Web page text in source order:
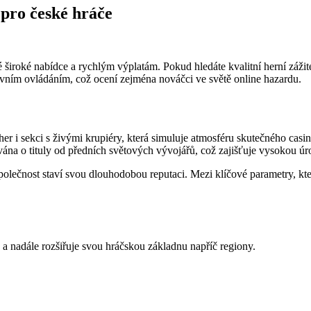
české hráče
nabídce a rychlým výplatám. Pokud hledáte kvalitní herní
ovládáním, což ocení zejména nováčci ve světě online hazardu.
i sekci s živými krupiéry, která simuluje atmosféru skutečného
o tituly od předních světových vývojářů, což zajišťuje vysokou
staví svou dlouhodobou reputaci. Mezi klíčové parametry,
nadále rozšiřuje svou hráčskou základnu napříč regiony.